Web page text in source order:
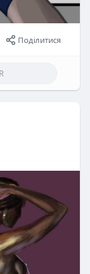
Поділитися